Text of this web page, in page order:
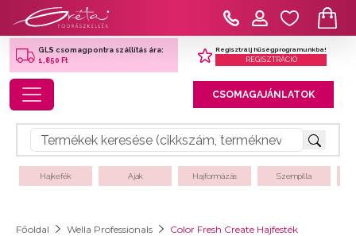
GLS csomagpontra szállítás ára:
1,850 Ft
Regisztrálj hűségprogramunkba!
REGISZTRÁCIÓ
Toggle navigation CSOMAGAJÁNLATOK
Hajkefék Ajak Hajformázás Szempilla
Főoldal Wella Professionals Color Fresh Create Hajfesték